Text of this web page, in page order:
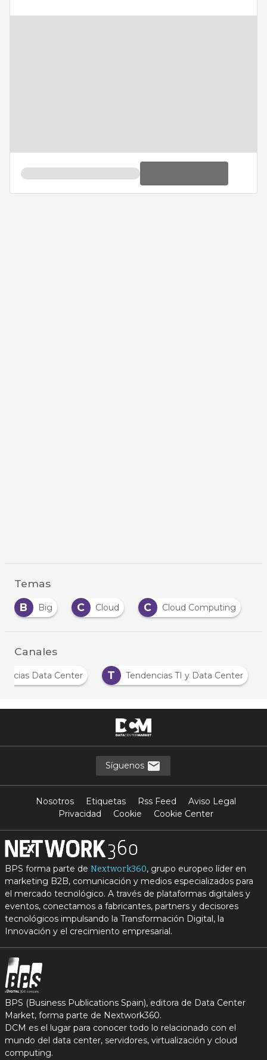
Temas
B
Big C Cloud C Cloud Computing
Canales
Noticias Data Center T Tendencias TI y Data Center
Síguenos
Nosotros Etiquetas Rss Feed
Aviso Legal
Privacidad
Cookie Cookie Center
BPS forma parte de Nextwork360, grupo europeo líder en
marketing B2B, comunicación y medios especializados para
el mercado tecnológico. A través de plataformas digitales y
eventos, conectamos a fabricantes, partners y decisores
tecnológicos impulsando la Transformación Digital, la
Innovación y el crecimiento empresarial.
BPS (Business Publications Spain), editora de Data Center
Market, forma parte de Nextwork360.
DCM es el lugar para conocer todo lo relacionado con el
mundo del data center, servidores, virtualización y cloud
computing.